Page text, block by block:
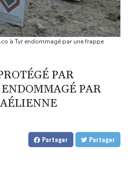
selon la police
de chaleur absolu à 36,9°C
cinq morts en Ukraine et en
lumineuse pour les scientifiques
le tabou de la dissuasion
contre un vaste réseau de
à Tyr endommagé par une frappe
PAR
PAR
Partager Partager